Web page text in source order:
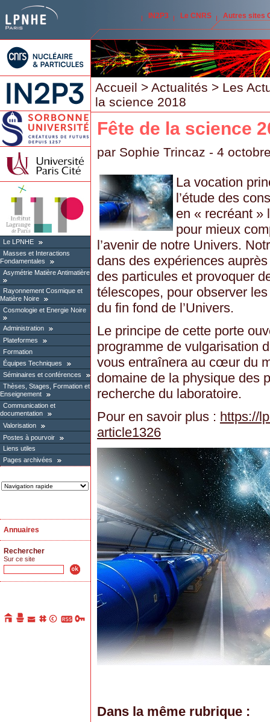
IN2P3 Le CNRS Autres sites
Le LPNHE
Masses et Interactions
Fondamentales
Asymétrie Matière Antimatière
Rayonnement Cosmique et
Matière Noire
Cosmologie et Energie Noire
Administration
Plateformes
Formation
Équipes Techniques
Séminaires et conférences
Thèses, Stages, Formation et
Enseignement
Communication et
documentation
Valorisation
Postes à pourvoir
Liens utiles
Pages archivées
Annuaires
Rechercher
Sur ce site
Accueil > Actualités > Les
la science 2018
Fête de la science
par Sophie Trincaz - 4
La vocation
l’étude des
en « recréant »
pour mieux
l’avenir de notre Univers.
dans des expériences
des particules et provoquer
télescopes, pour observer
du fin fond de l’Univers.
Le principe de cette porte
programme de vulgarisation
vous entraînera au cœur du
domaine de la physique des
recherche du laboratoire.
Pour en savoir plus : https://
article1326
Dans la même rubrique :